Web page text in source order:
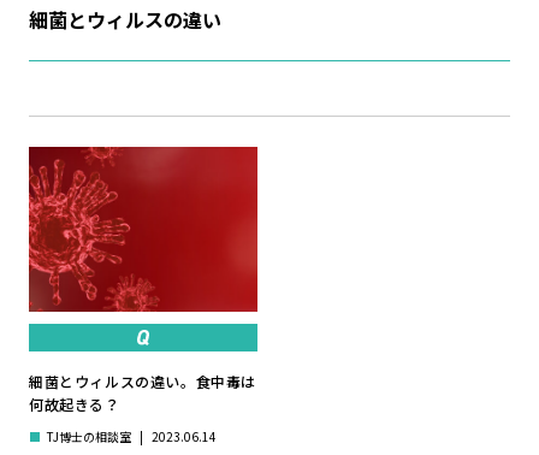
細菌とウィルスの違い
細菌とウィルスの違い。食中毒は
何故起きる？
■ TJ博士の相談室 | 2023.06.14